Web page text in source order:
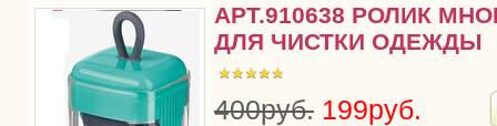
АРТ.910638 РОЛИК
ДЛЯ ЧИСТКИ ОДЕЖДЫ
400руб. 199руб.